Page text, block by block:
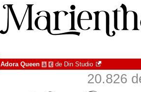
Adora Queen à € de Din Studio
20.826